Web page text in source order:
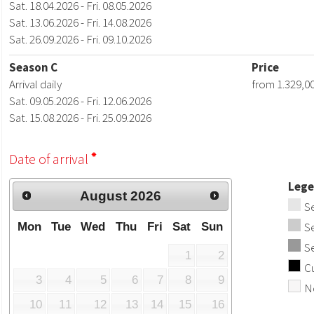
Sat. 18.04.2026 - Fri. 08.05.2026
Sat. 13.06.2026 - Fri. 14.08.2026
Sat. 26.09.2026 - Fri. 09.10.2026
Season C
Arrival daily
Sat. 09.05.2026 - Fri. 12.06.2026
Sat. 15.08.2026 - Fri. 25.09.2026
Price
from
Date of arrival
August 2026
Mon Tue Wed Thu Fri Sat Sun
1
2
3
4 5 6 7 8
9
10
11 12 13 14 15 16